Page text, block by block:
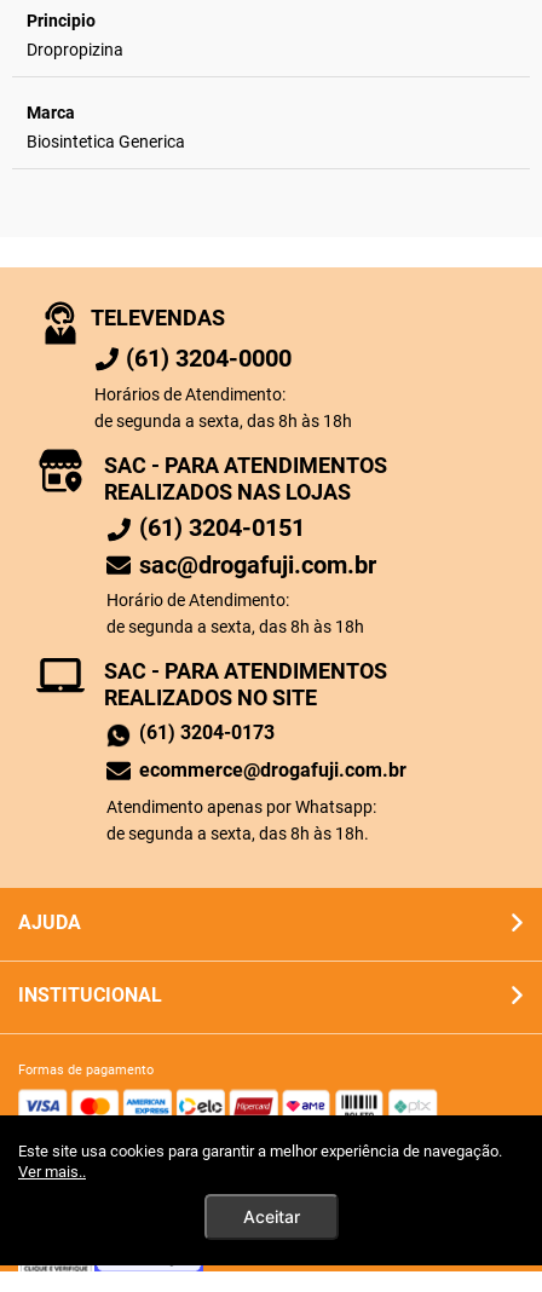
Este site usa cookies para garantir a melhor experiência de navegação.
Ver mais..
Aceitar
Principio
Dropropizina
Marca
Biosintetica Generica
TELEVENDAS
(61) 3204-0000
Horários de Atendimento:
de segunda a sexta, das 8h às 18h
SAC - PARA ATENDIMENTOS
REALIZADOS NO SITE
(61) 3204-0173
ecommerce@drogafuji.com.br
Atendimento apenas por Whatsapp:
de segunda a sexta, das 8h às 18h.
SAC - PARA ATENDIMENTOS
REALIZADOS NAS LOJAS
(61) 3204-0151
sac@drogafuji.com.br
Horário de Atendimento:
de segunda a sexta, das 8h às 18h
AJUDA
INSTITUCIONAL
formas de pagamento
site 100% seguro